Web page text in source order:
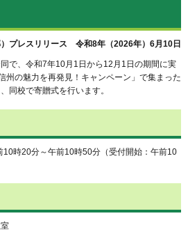
プレスリリース 令和8年（2026年）6月10日
で、令和7年10月1日から12月1日の期間に実
州の魅力を再発見！キャンペーン」で集まった
同校で寄贈式を行います。
時20分～午前10時50分（受付開始：午前10